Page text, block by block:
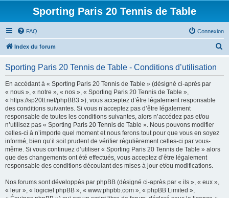
Sporting Paris 20 Tennis de Table
FAQ Connexion
Index du forum
Sporting Paris 20 Tennis de Table - Conditions d’utilisation
En accédant à « Sporting Paris 20 Tennis de Table » (désigné ci-après par
« nous », « notre », « nos », « Sporting Paris 20 Tennis de Table »,
« https://sp20tt.net/phpBB3 »), vous acceptez d’être légalement responsable
des conditions suivantes. Si vous n’acceptez pas d’être légalement
responsable de toutes les conditions suivantes, alors n’accédez pas et/ou
n’utilisez pas « Sporting Paris 20 Tennis de Table ». Nous pouvons modifier
celles-ci à n’importe quel moment et nous ferons tout pour que vous en soyez
informé, bien qu’il soit prudent de vérifier régulièrement celles-ci par vous-
même. Si vous continuez d’utiliser « Sporting Paris 20 Tennis de Table » alors
que des changements ont été effectués, vous acceptez d’être légalement
responsable des conditions découlant des mises à jour et/ou modifications.
Nos forums sont développés par phpBB (désigné ci-après par « ils », « eux »,
« leur », « logiciel phpBB », « www.phpbb.com », « phpBB Limited »,